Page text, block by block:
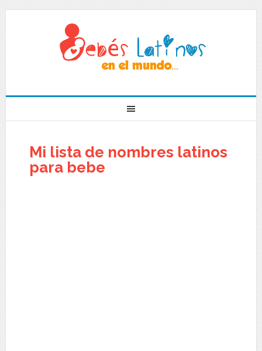
Mi lista de nombres latinos
para bebe